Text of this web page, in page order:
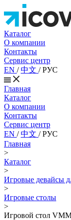
Каталог
О компании
Контакты
Сервис центр
EN /中文 /РУС
Главная
Каталог
О компании
Контакты
Сервис центр
EN /中文 /РУС
Главная
>
Каталог
>
Игровые девайсы
>
Игровые столы
>
Игровой стол